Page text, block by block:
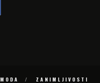
MODA
ZANIMLJIVOSTI